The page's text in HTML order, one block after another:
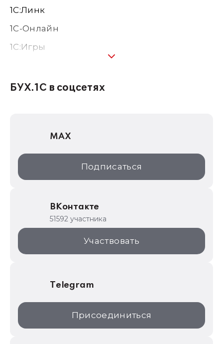
1С:Линк
1С-Онлайн
1C:Игры
1С:Консалтинг
1С:Дистрибьюция
1С:Образование
ИТС.1C.ru
1С:Торговая площадка
БУХ.1С в соцсетях
MAX
Подписаться
ВКонтакте
51592 участника
Участвовать
Telegram
Присоединиться